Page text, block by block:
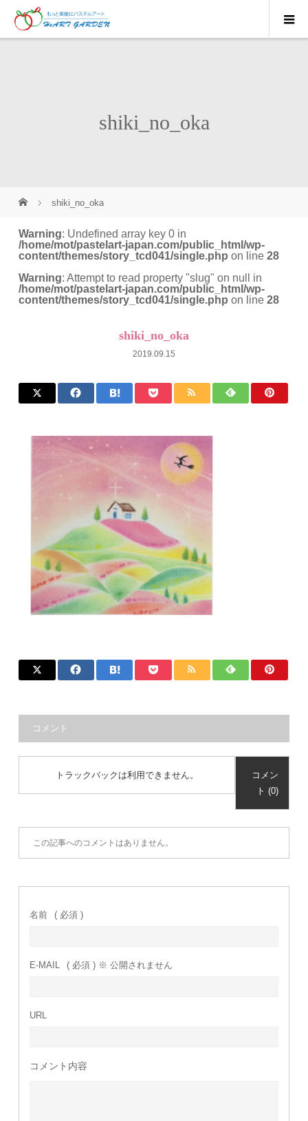
shiki_no_oka
shiki_no_oka
Warning: Undefined array key 0 in
/home/mot/pastelart-japan.com/public_html/wp-
content/themes/story_tcd041/single.php on line28
Warning: Attempt to read property "slug" on null in
/home/mot/pastelart-japan.com/public_html/wp-
content/themes/story_tcd041/single.php on line28
shiki_no_oka
2019.09.15
コメント
トラックバックは利用できません。
コメン
ト (0)
この記事へのコメントはありません。
名前 ( 必須 )
E-MAIL ( 必須 ) ※ 公開されません
URL
コメント内容